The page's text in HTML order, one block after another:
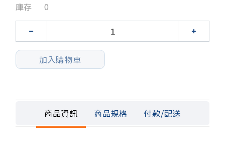
庫存
0
加入購物車
商品資訊 商品規格 付款/配送